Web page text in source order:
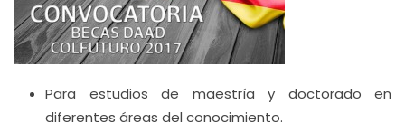
Para estudios de maestría y doctorado en
diferentes áreas del conocimiento.